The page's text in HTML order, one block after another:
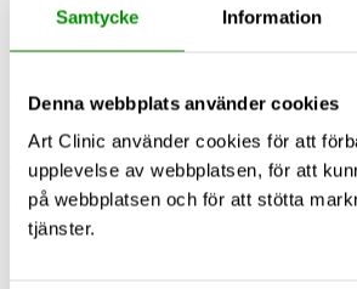
Samtycke Information
Denna webbplats använder cookies
Art Clinic använder cookies för att
upplevelse av webbplatsen, för att
på webbplatsen och för att stötta
tjänster.
Dr. Mikael Sansone
ARBETSLIVSERFARENHET
Universitet 2022–02 - ALF-tjänst 50%,
Läs mer
20/01/23